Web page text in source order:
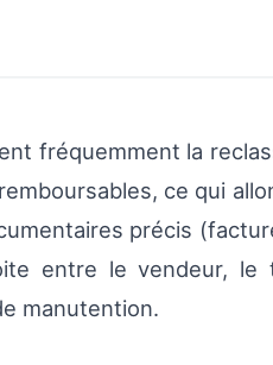
fréquemment la
ce qui
précis
entre le vendeur,
manutention.